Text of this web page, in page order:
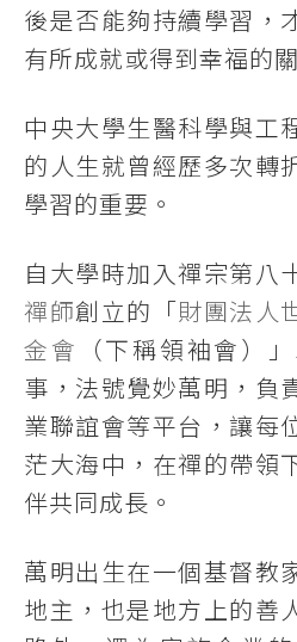
後是否能夠持續學習，
有所成就或得到幸福的
中央大學生醫科學與工
的人生就曾經歷多次轉
學習的重要。
自大學時加入禪宗第八
禪師創立的「財團法人
金會
（下稱領袖會）
事，法號覺妙萬明，負
業聯誼會等平台，讓每
茫大海中，在禪的帶領
伴共同成長。
萬明出生在一個基督教
地主，也是地方上的善